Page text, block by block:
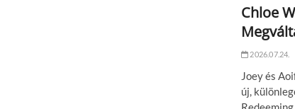
Chloe
2026.07.24.
Joey és
új,